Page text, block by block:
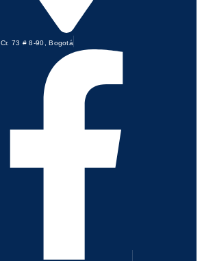
Cr. 73 # 8-90, Bogotá